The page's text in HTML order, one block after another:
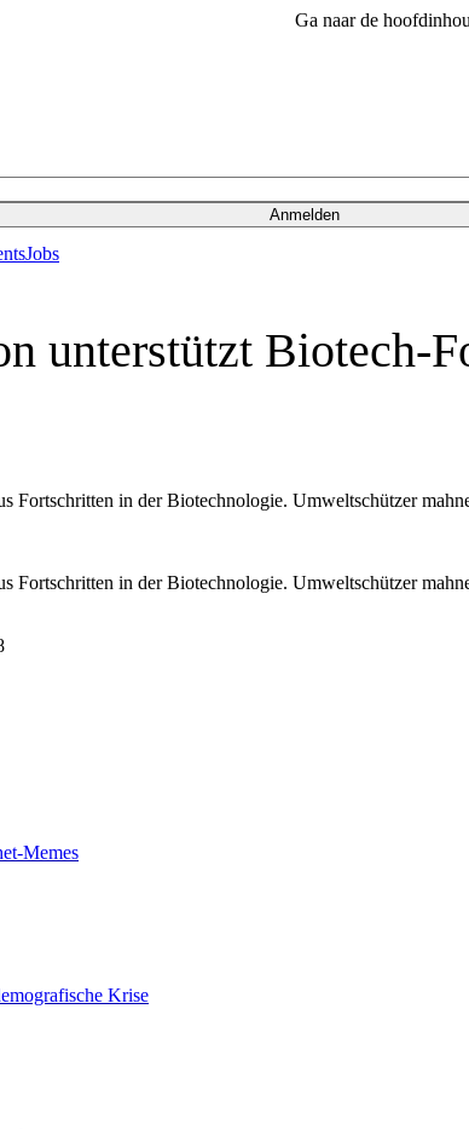
Ga naar de
Anmelden
Jobs
unterstützt Biotech-
Fortschritten in der Biotechnologie. Umweltschützer
Fortschritten in der Biotechnologie. Umweltschützer
Memes
Krise